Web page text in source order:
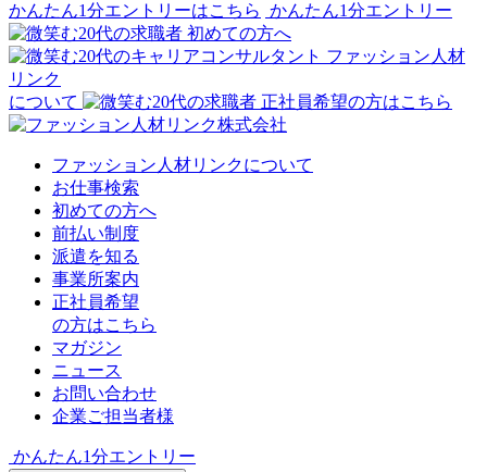
かんたん1分エントリーはこちら かんたん1分エントリー
初めての方へ
ファッション人材
リンク
について
正社員希望の方はこちら
ファッション人材リンクについて
お仕事検索
初めての方へ
前払い制度
派遣を知る
事業所案内
正社員希望
の方はこちら
マガジン
ニュース
お問い合わせ
企業ご担当者様
かんたん1分エントリー